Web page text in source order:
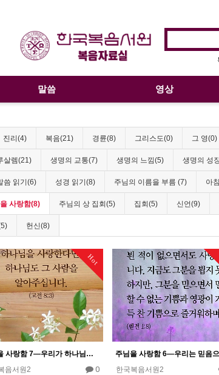
말씀 영상
진리(4) 복음(21) 경륜(8) 그리스도(0) 그 영(0)
살렘(21) 생명의 교통(7) 생명의 느낌(5) 생명의 성
씀 읽기(6) 성경 읽기(8) 주님의 이름을 부름 (7) 아
사랑함(8) 주님의 상 집회(5) 집회(5) 신언(9)
헌신(8)
Hot
주님을 사랑함 7―우리가 하나님을 사랑한다면 하나님도 우리를 알아주신다.
음서원2
0
한국복음서원2